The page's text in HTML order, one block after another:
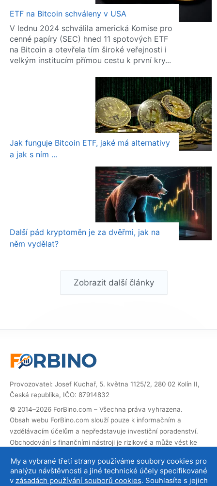
ETF na Bitcoin schváleny v USA
V lednu 2024 schválila americká Komise pro
cenné papíry (SEC) hned 11 spotových ETF
na Bitcoin a otevřela tím široké veřejnosti i
velkým institucím přímou cestu k první kry...
Jak funguje Bitcoin ETF, jaké má alternativy
a jak s ním ...
Další pád kryptoměn je za dvěřmi, jak na
něm vydělat?
Zobrazit další články
Provozovatel: Josef Kuchař, 5. května 1125/2, 280 02 Kolín II,
Česká republika, IČO: 87914832
© 2014–2026 ForBino.com – Všechna práva vyhrazena.
Obsah webu ForBino.com slouží pouze k informačním a
vzdělávacím účelům a nepředstavuje investiční poradenství.
Obchodování s finančními nástroji je rizikové a může vést ke
Web obsahuje partnerské (affiliate) odkazy. Pokud přes ně
provedete registraci, obdržíme provizi, díky které můžeme web
My a vybrané třetí strany používáme soubory cookies pro
analýzu návštěvnosti a jiné technické účely specifikované
v zásadách používání souborů cookies. Souhlasíte s jejich